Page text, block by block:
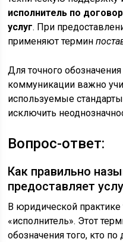
исполнитель по
услуг. При
применяют термин
Для точного
коммуникации важно
используемые
исключить
Вопрос-ответ:
Как правильно
предоставляет
В юридической
«исполнитель». Этот
обозначения того, кто по